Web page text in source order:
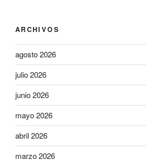
ARCHIVOS
agosto 2026
julio 2026
junio 2026
mayo 2026
abril 2026
marzo 2026